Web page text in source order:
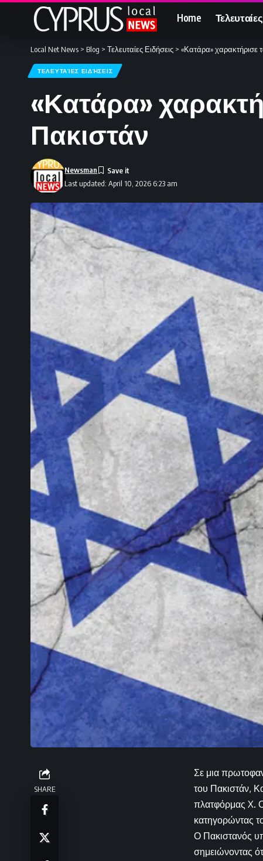
Home
Local Net News > Blog > Τελευταίες Ειδήσεις > «Κατάρα» χαρακτήρισε
ΤΕΛΕΥΤΑΊΕΣ ΕΙΔΉΣΕΙΣ
«Κατάρα»
Πακιστάν
Last updated: April 10, 2026 6:23 am
Newsman
SHARE
Σε μια
του Πακιστάν,
πλατφόρμας X. Ο
κατηγορώντας
Ο Πακιστανός
σημειώνοντας